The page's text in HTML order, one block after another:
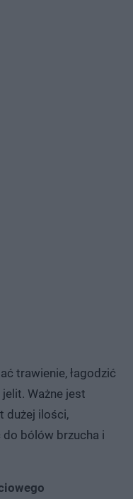
trawienie, łagodzić
Ważne jest
dużej ilości,
bólów brzucha i